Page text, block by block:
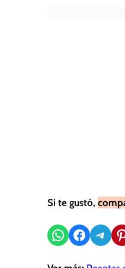
Si te gustó,
Compartir en WhatsApp
Compartir enCompartir